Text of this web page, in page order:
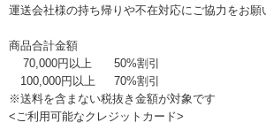
運送会社様の持ち帰りや不在対応にご協力をお願
商品合計金額
70,000円以上
50%割引
100,000円以上
70%割引
※送料を含まない税抜き金額が対象です
<ご利用可能なクレジットカード>